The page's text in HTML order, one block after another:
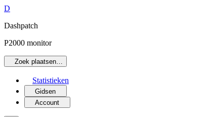
D
Dashpatch
P2000 monitor
Zoek plaatsen…
Statistieken
Gidsen
Account